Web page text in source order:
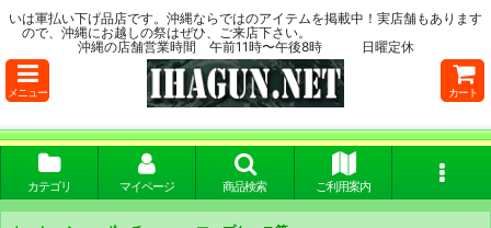
いは軍払い下げ品店です。沖縄ならではのアイテムを掲載中！実店舗もあります
ので、沖縄にお越しの祭はぜひ、ご来店下さい。
沖縄の店舗営業時間 午前11時〜午後8時 日曜定休
メニュー カート
カテゴリ マイページ 商品検索 ご利用案内